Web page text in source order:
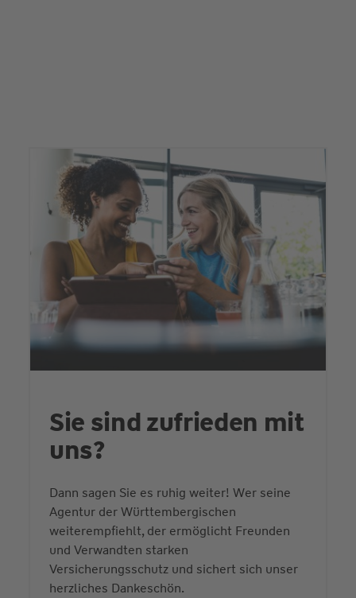
Sie sind zufrieden mit
uns?
Dann sagen Sie es ruhig weiter! Wer seine
Agentur der Württembergischen
weiterempfiehlt, der ermöglicht Freunden
und Verwandten starken
Versicherungsschutz und sichert sich unser
herzliches Dankeschön.